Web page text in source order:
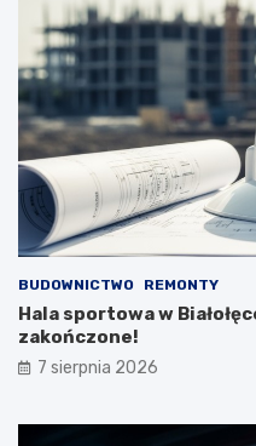
BUDOWNICTWO REMONTY
Hala sportowa w
zakończone!
7 sierpnia 2026